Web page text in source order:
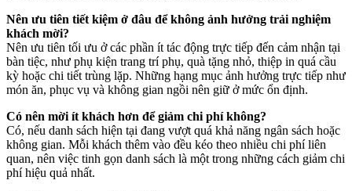
Nên ưu tiên tiết kiệm ở đâu để không ảnh hưởng trải nghiệm
khách mời?
Nên ưu tiên tối ưu ở các phần ít tác động trực tiếp đến cảm nhận tại
bàn tiệc, như phụ kiện trang trí phụ, quà tặng nhỏ, thiệp in quá cầu
kỳ hoặc chi tiết trùng lặp. Những hạng mục ảnh hưởng trực tiếp như
món ăn, phục vụ và không gian ngồi nên giữ ở mức ổn định.
Có nên mời ít khách hơn để giảm chi phí không?
Có, nếu danh sách hiện tại đang vượt quá khả năng ngân sách hoặc
không gian. Mỗi khách thêm vào đều kéo theo nhiều chi phí liên
quan, nên việc tinh gọn danh sách là một trong những cách giảm chi
phí hiệu quả nhất.